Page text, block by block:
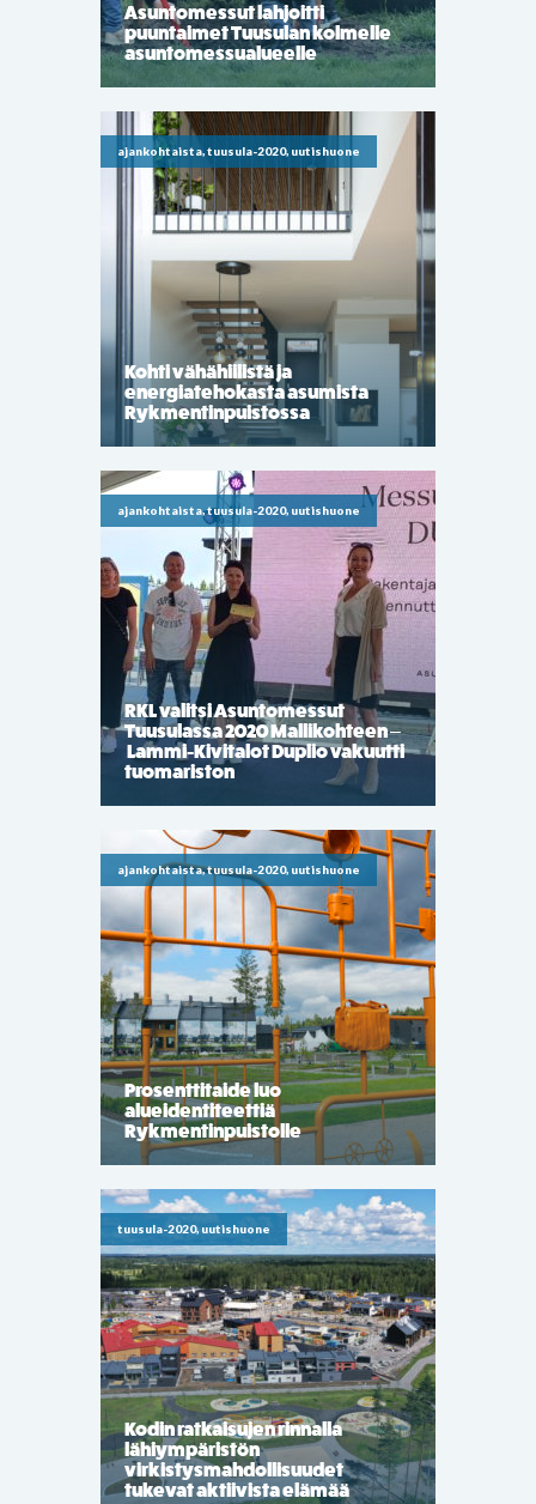
Asuntomessut lahjoitti
puuntaimet Tuusulan kolmelle
asuntomessualueelle
ajankohtaista, tuusula-2020, uutishuone
Kohti vähähiilistä ja
energiatehokasta asumista
Rykmentinpuistossa
ajankohtaista, tuusula-2020, uutishuone
RKL valitsi Asuntomessut
Tuusulassa 2020 Mallikohteen –
Lammi-Kivitalot Duplio vakuutti
tuomariston
ajankohtaista, tuusula-2020, uutishuone
Prosenttitaide luo
alueidentiteettiä
Rykmentinpuistolle
tuusula-2020, uutishuone
Kodin ratkaisujen rinnalla
lähiympäristön
virkistysmahdollisuudet
tukevat aktiivista elämää